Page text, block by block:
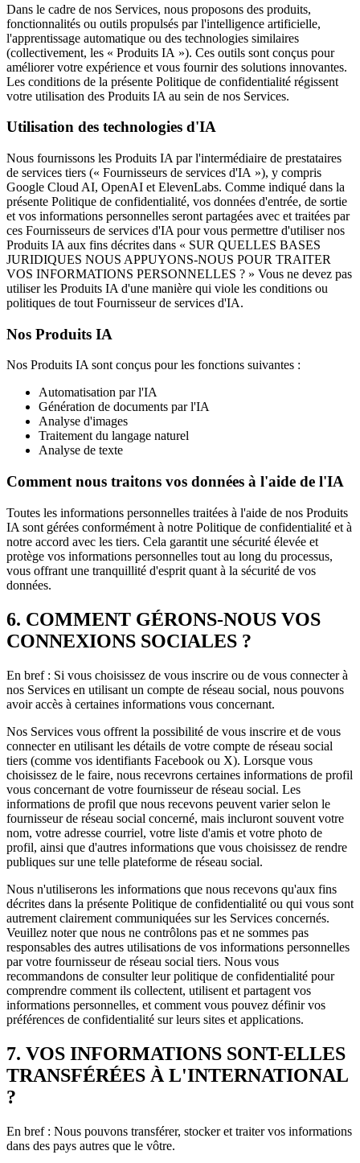
Dans le cadre de nos Services, nous proposons des produits,
fonctionnalités ou outils propulsés par l'intelligence artificielle,
l'apprentissage automatique ou des technologies similaires
(collectivement, les « Produits IA »). Ces outils sont conçus pour
améliorer votre expérience et vous fournir des solutions innovantes.
Les conditions de la présente Politique de confidentialité régissent
votre utilisation des Produits IA au sein de nos Services.
Utilisation des technologies d'IA
Nous fournissons les Produits IA par l'intermédiaire de prestataires
de services tiers (« Fournisseurs de services d'IA »), y compris
Google Cloud AI, OpenAI et ElevenLabs. Comme indiqué dans la
présente Politique de confidentialité, vos données d'entrée, de sortie
et vos informations personnelles seront partagées avec et traitées par
ces Fournisseurs de services d'IA pour vous permettre d'utiliser nos
Produits IA aux fins décrites dans « SUR QUELLES BASES
JURIDIQUES NOUS APPUYONS-NOUS POUR TRAITER
VOS INFORMATIONS PERSONNELLES ? » Vous ne devez pas
utiliser les Produits IA d'une manière qui viole les conditions ou
politiques de tout Fournisseur de services d'IA.
Nos Produits IA
Nos Produits IA sont conçus pour les fonctions suivantes :
Automatisation par l'IA
Génération de documents par l'IA
Analyse d'images
Traitement du langage naturel
Analyse de texte
Comment nous traitons vos données à l'aide de l'IA
Toutes les informations personnelles traitées à l'aide de nos Produits
IA sont gérées conformément à notre Politique de confidentialité et à
notre accord avec les tiers. Cela garantit une sécurité élevée et
protège vos informations personnelles tout au long du processus,
vous offrant une tranquillité d'esprit quant à la sécurité de vos
données.
6. COMMENT GÉRONS-NOUS VOS
CONNEXIONS SOCIALES ?
En bref : Si vous choisissez de vous inscrire ou de vous connecter à
nos Services en utilisant un compte de réseau social, nous pouvons
avoir accès à certaines informations vous concernant.
Nos Services vous offrent la possibilité de vous inscrire et de vous
connecter en utilisant les détails de votre compte de réseau social
tiers (comme vos identifiants Facebook ou X). Lorsque vous
choisissez de le faire, nous recevrons certaines informations de profil
vous concernant de votre fournisseur de réseau social. Les
informations de profil que nous recevons peuvent varier selon le
fournisseur de réseau social concerné, mais incluront souvent votre
nom, votre adresse courriel, votre liste d'amis et votre photo de
profil, ainsi que d'autres informations que vous choisissez de rendre
publiques sur une telle plateforme de réseau social.
Nous n'utiliserons les informations que nous recevons qu'aux fins
décrites dans la présente Politique de confidentialité ou qui vous sont
autrement clairement communiquées sur les Services concernés.
Veuillez noter que nous ne contrôlons pas et ne sommes pas
responsables des autres utilisations de vos informations personnelles
par votre fournisseur de réseau social tiers. Nous vous
recommandons de consulter leur politique de confidentialité pour
comprendre comment ils collectent, utilisent et partagent vos
informations personnelles, et comment vous pouvez définir vos
préférences de confidentialité sur leurs sites et applications.
7. VOS INFORMATIONS SONT-ELLES
TRANSFÉRÉES À L'INTERNATIONAL
?
En bref : Nous pouvons transférer, stocker et traiter vos informations
dans des pays autres que le vôtre.